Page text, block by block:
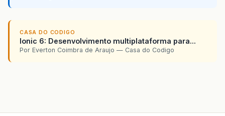
CASA DO CODIGO
Ionic 6: Desenvolvimento multiplataforma para...
Por Everton Coimbra de Araujo — Casa do Codigo